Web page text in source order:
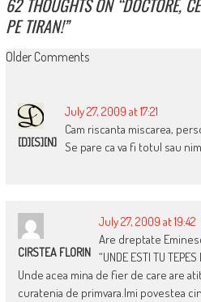
62 THOUGHTS ON “DOCTORE,
PE TIRAN!”
COMMENT
Older Comments
[D][S][N]
July 27, 2009 at 17:21
Cam riscanta miscarea,
Se pare ca va fi totul sau
CIRSTEA FLORIN
July 27, 2009 at 19:42
Are dreptate
“UNDE ESTI TU TEPES
Unde acea mina de fier de care are
curatenia de primvara.Imi povestea